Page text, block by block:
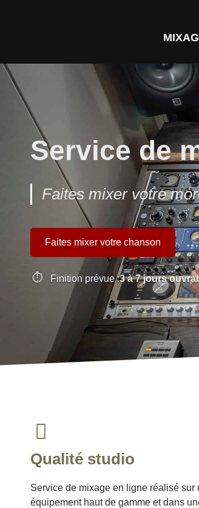
Service de
Faites mixer votre
Faites mixer votre chanson
Finition prévue :3 à 7 jours
Qualité studio
Service de mixage en ligne réalisé sur
équipement haut de gamme et dans